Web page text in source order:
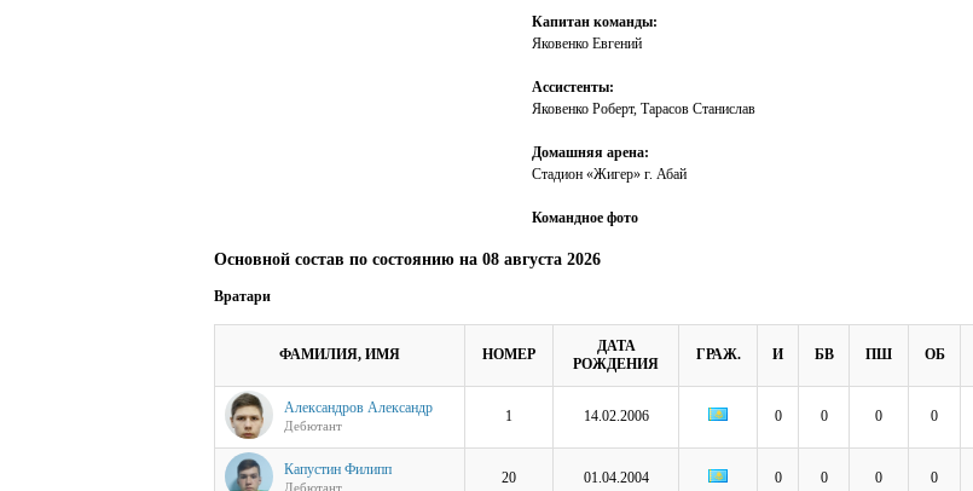
Капитан команды:
Яковенко Евгений
Ассистенты:
Яковенко Роберт, Тарасов Станислав
Домашняя арена:
Стадион «Жигер» г. Абай
Командное фото
Основной состав по состоянию на 08 августа 2026
Вратари
ФАМИЛИЯ, ИМЯ НОМЕР
ДАТА
РОЖДЕНИЯ
ГРАЖ. И БВ ПШ ОБ
Александров Александр
Дебютант
1 14.02.2006 0 0 0 0
Капустин Филипп
Дебютант
20 01.04.2004 0 0 0 0